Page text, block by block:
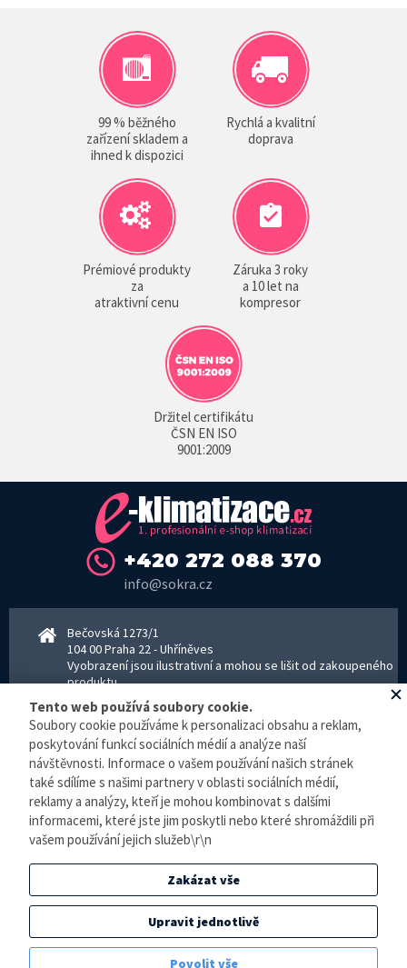
99 % běžného
zařízení skladem a
ihned k dispozici
Rychlá a kvalitní
doprava
Prémiové produkty
za
atraktivní cenu
Záruka 3 roky
a 10 let na
kompresor
Držitel certifikátu
ČSN EN ISO
9001:2009
+420 272 088 370
info@sokra.cz
Bečovská 1273/1
104 00 Praha 22 - Uhříněves
Vyobrazení jsou ilustrativní a mohou se lišit od zakoupeného
produktu.
www.sokra.cz│www.haier-klimatizace.cz
Otevírací doba
Pondělí–Pátek 8–16:30 hodin - kancelář
Pondělí–pátek 8–16:00 hodin - sklad
Zpracování osobních údajů
© E-klimatizace.cz, všechna práva vyhrazena.
Internetový obchodvytvořilo studioBlueGhost.
Elektronická evidence tržeb je zde prováděna v BĚŽNÉM REŽIMU. Podle zákona o
evidenci tržeb je prodejce povinen vystavit kupujícímu účtenku. Zároveň je povinen
zaevidovat přijatou tržbu u správce daně online, v případě technického výpadku pak
nejpozději do 48 hodin.
Tento web používá soubory cookie.
Soubory cookie používáme k personalizaci obsahu a reklam,
poskytování funkcí sociálních médií a analýze naší
návštěvnosti. Informace o vašem používání našich stránek
také sdílíme s našimi partnery v oblasti sociálních médií,
reklamy a analýzy, kteří je mohou kombinovat s dalšími
informacemi, které jste jim poskytli nebo které shromáždili při
vašem používání jejich služeb\r\n
Zakázat vše
Upravit jednotlivě
Povolit vše